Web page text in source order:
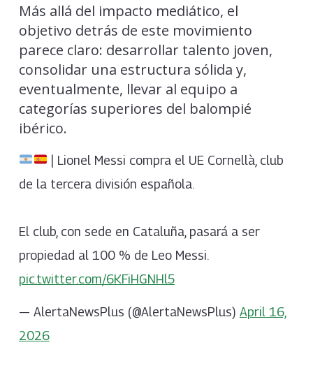
Más allá del impacto mediático, el
objetivo detrás de este movimiento
parece claro: desarrollar talento joven,
consolidar una estructura sólida y,
eventualmente, llevar al equipo a
categorías superiores del balompié
ibérico.
| Lionel Messi compra el UE Cornellà, club
de la tercera división española.
El club, con sede en Cataluña, pasará a ser
propiedad al 100 % de Leo Messi.
pic.twitter.com/6KFiHGNHl5
— AlertaNewsPlus (@AlertaNewsPlus) April 16,
2026